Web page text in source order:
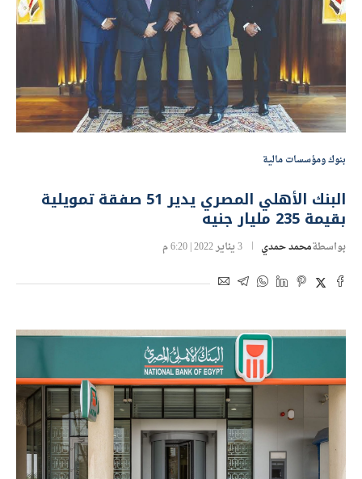
بنوك ومؤسسات مالية
البنك الأهلي المصري يدير 51 صفقة تمويلية
بقيمة 235 مليار جنيه
بواسطةمحمد حمدي 3 يناير 2022 | 6:20 م